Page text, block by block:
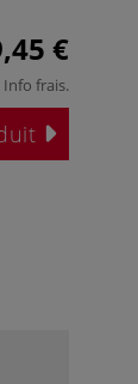
€
Info frais.